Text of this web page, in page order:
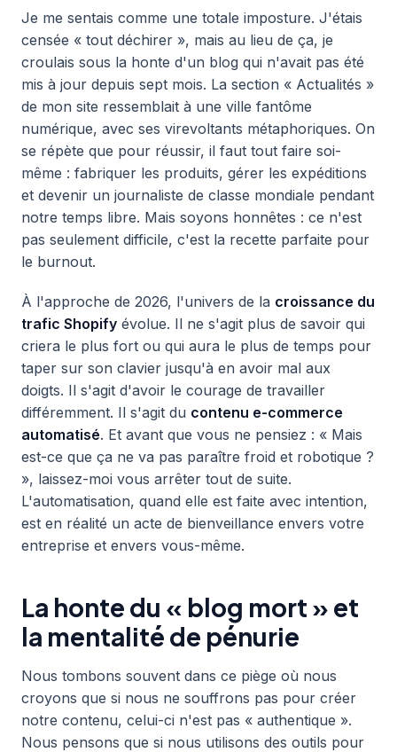
Je me sentais comme une totale imposture. J'étais
censée « tout déchirer », mais au lieu de ça, je
croulais sous la honte d'un blog qui n'avait pas été
mis à jour depuis sept mois. La section « Actualités »
de mon site ressemblait à une ville fantôme
numérique, avec ses virevoltants métaphoriques. On
se répète que pour réussir, il faut tout faire soi-
même : fabriquer les produits, gérer les expéditions
et devenir un journaliste de classe mondiale pendant
notre temps libre. Mais soyons honnêtes : ce n'est
pas seulement difficile, c'est la recette parfaite pour
le burnout.
À l'approche de 2026, l'univers de la croissance du
trafic Shopify évolue. Il ne s'agit plus de savoir qui
criera le plus fort ou qui aura le plus de temps pour
taper sur son clavier jusqu'à en avoir mal aux
doigts. Il s'agit d'avoir le courage de travailler
différemment. Il s'agit du contenu e-commerce
automatisé. Et avant que vous ne pensiez : « Mais
est-ce que ça ne va pas paraître froid et robotique ?
», laissez-moi vous arrêter tout de suite.
L'automatisation, quand elle est faite avec intention,
est en réalité un acte de bienveillance envers votre
entreprise et envers vous-même.
La honte du « blog mort » et
la mentalité de pénurie
Nous tombons souvent dans ce piège où nous
croyons que si nous ne souffrons pas pour créer
notre contenu, celui-ci n'est pas « authentique ».
Nous pensons que si nous utilisons des outils pour